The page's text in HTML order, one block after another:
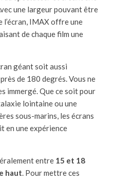
une largeur pouvant être
l’écran, IMAX offre une
de chaque film une
géant soit aussi
de 180 degrés. Vous ne
immergé. Que ce soit pour
lointaine ou une
sous-marins, les écrans
en une expérience
entre 15 et 18
haut. Pour mettre ces